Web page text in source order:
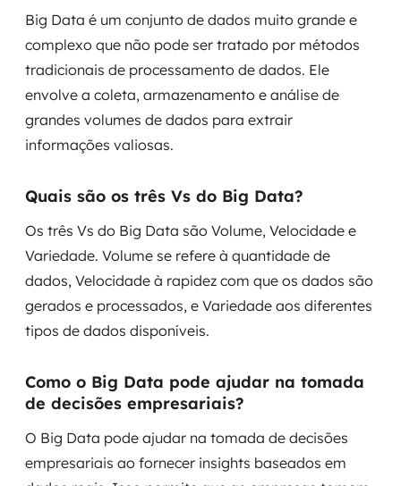
Big Data é um conjunto de dados muito grande e
complexo que não pode ser tratado por métodos
tradicionais de processamento de dados. Ele
envolve a coleta, armazenamento e análise de
grandes volumes de dados para extrair
informações valiosas.
Quais são os três Vs do Big Data?
Os três Vs do Big Data são Volume, Velocidade e
Variedade. Volume se refere à quantidade de
dados, Velocidade à rapidez com que os dados são
gerados e processados, e Variedade aos diferentes
tipos de dados disponíveis.
Como o Big Data pode ajudar na tomada
de decisões empresariais?
O Big Data pode ajudar na tomada de decisões
empresariais ao fornecer insights baseados em